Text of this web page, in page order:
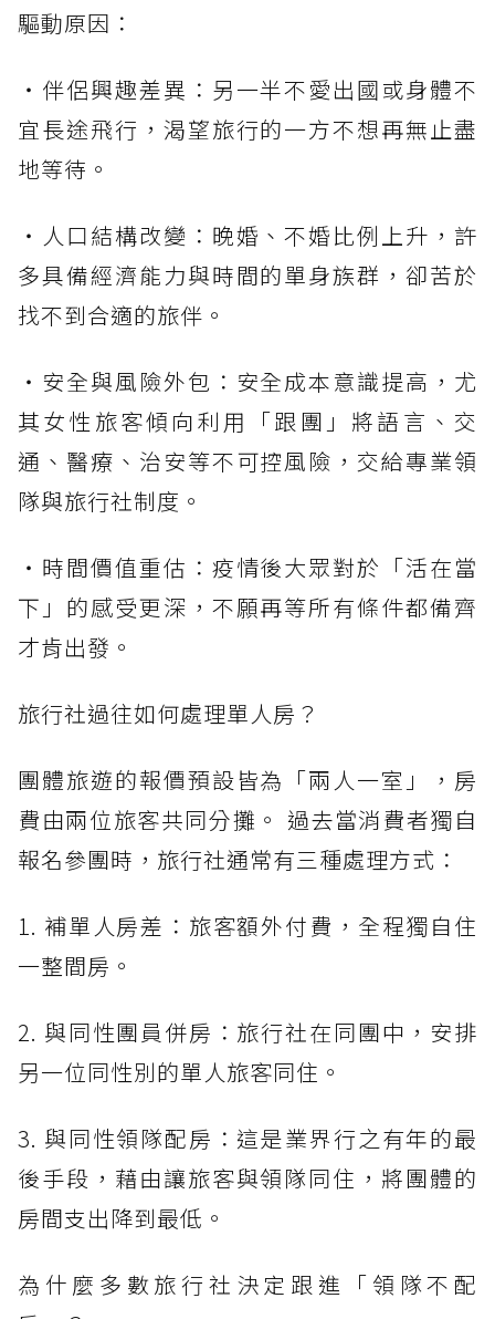
驅動原因：
・伴侶興趣差異：另一半不愛出國或身體不
宜長途飛行，渴望旅行的一方不想再無止盡
地等待。
・人口結構改變：晚婚、不婚比例上升，許
多具備經濟能力與時間的單身族群，卻苦於
找不到合適的旅伴。
・安全與風險外包：安全成本意識提高，尤
其女性旅客傾向利用「跟團」將語言、交
通、醫療、治安等不可控風險，交給專業領
隊與旅行社制度。
・時間價值重估：疫情後大眾對於「活在當
下」的感受更深，不願再等所有條件都備齊
才肯出發。
旅行社過往如何處理單人房？
團體旅遊的報價預設皆為「兩人一室」，房
費由兩位旅客共同分攤。 過去當消費者獨自
報名參團時，旅行社通常有三種處理方式：
1. 補單人房差：旅客額外付費，全程獨自住
一整間房。
2. 與同性團員併房：旅行社在同團中，安排
另一位同性別的單人旅客同住。
3. 與同性領隊配房：這是業界行之有年的最
後手段，藉由讓旅客與領隊同住，將團體的
房間支出降到最低。
為什麼多數旅行社決定跟進「領隊不配